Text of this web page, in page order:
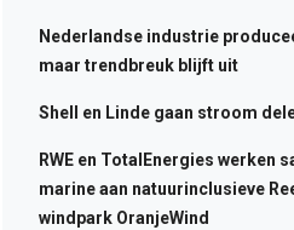
Nederlandse industrie
maar trendbreuk blijft uit
Shell en Linde gaan stroom
RWE en TotalEnergies werken
marine aan natuurinclusieve
windpark OranjeWind